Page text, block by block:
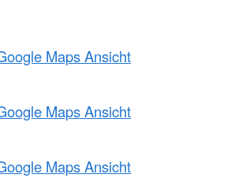
Maps Ansicht
Maps Ansicht
Maps Ansicht